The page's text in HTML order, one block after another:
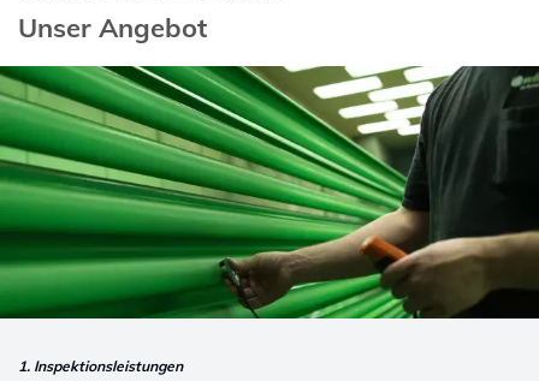
Unser Angebot
1. Inspektionsleistungen